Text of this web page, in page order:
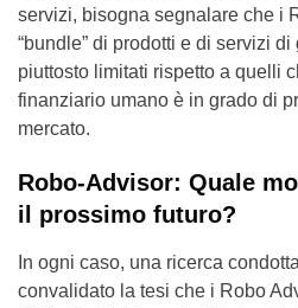
servizi, bisogna segnalare che i
“bundle” di prodotti e di servizi
piuttosto limitati rispetto a quelli
finanziario umano è in grado di
mercato.
Robo-Advisor: Quale
il prossimo futuro?
In ogni caso, una ricerca
convalidato la tesi che i Robo